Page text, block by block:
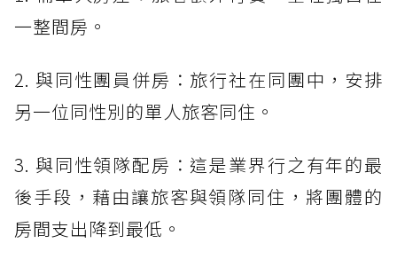
一整間房。
2. 與同性團員併房：旅行社在同團中，安排
另一位同性別的單人旅客同住。
3. 與同性領隊配房：這是業界行之有年的最
後手段，藉由讓旅客與領隊同住，將團體的
房間支出降到最低。